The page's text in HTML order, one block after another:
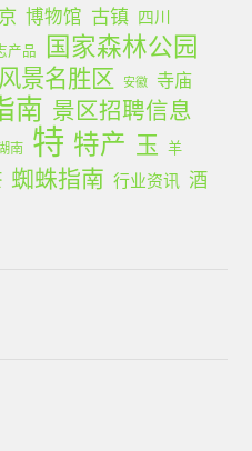
博物馆 古镇 四川
产品 国家森林公园
景名胜区 安徽 寺庙
南 景区招聘信息
南 特 特产 玉 羊
蜘蛛指南 行业资讯 酒